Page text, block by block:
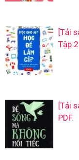
[Tải
Tập 2
[Tải
PDF.